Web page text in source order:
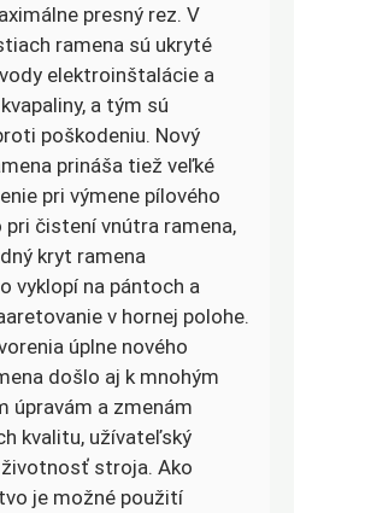
presný rez. V
ramena sú ukryté
elektroinštalácie a
a tým sú
poškodeniu. Nový
prináša tiež veľké
pri výmene pílového
pri čistení vnútra ramena,
kryt ramena
vyklopí na pántoch a
v hornej polohe.
úplne nového
došlo aj k mnohým
úpravám a zmenám
kvalitu, užívateľský
stroja. Ako
je možné použití